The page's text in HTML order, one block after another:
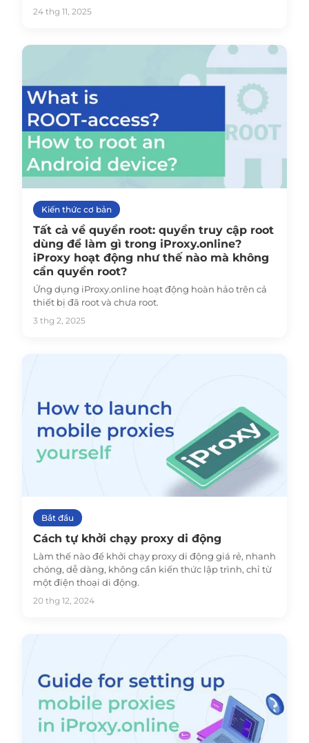
vòng, API.
24 thg 11, 2025
Kiến thức cơ bản
Tất cả về quyền root: quyền truy cập root
dùng để làm gì trong iProxy.online?
iProxy hoạt động như thế nào mà không
cần quyền root?
Ứng dụng iProxy.online hoạt động hoàn hảo trên cả
thiết bị đã root và chưa root.
3 thg 2, 2025
Bắt đầu
Cách tự khởi chạy proxy di động
Làm thế nào để khởi chạy proxy di động giá rẻ, nhanh
chóng, dễ dàng, không cần kiến thức lập trình, chỉ từ
một điện thoại di động.
20 thg 12, 2024